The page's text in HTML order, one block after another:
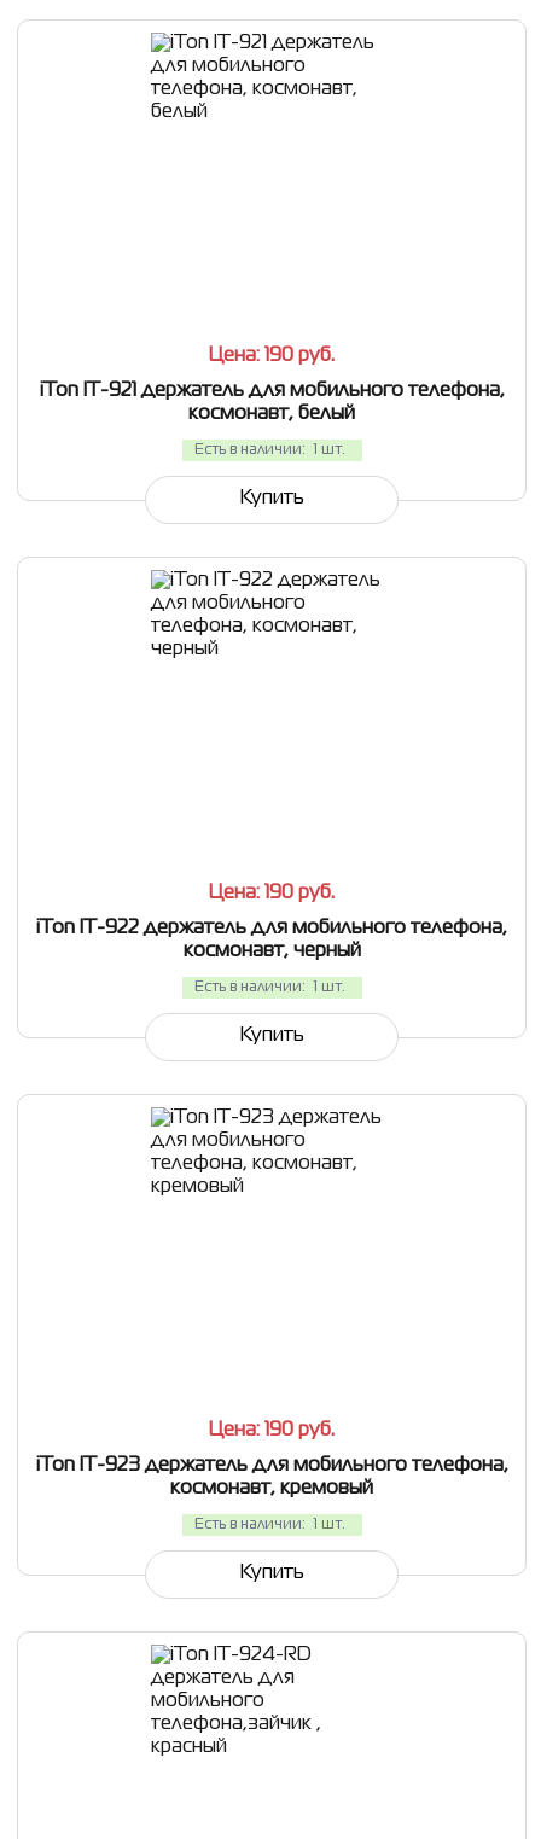
Цена: 190 руб.
iTon IT-921 держатель для мобильного телефона,
космонавт, белый
Есть в наличии: 1 шт.
Купить
Цена: 190 руб.
iTon IT-922 держатель для мобильного телефона,
космонавт, черный
Есть в наличии: 1 шт.
Купить
Цена: 190 руб.
iTon IT-923 держатель для мобильного телефона,
космонавт, кремовый
Есть в наличии: 1 шт.
Купить